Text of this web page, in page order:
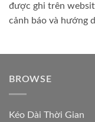
được ghi trên
cảnh báo và hướng
BROWSE
Kéo Dài Thời Gian